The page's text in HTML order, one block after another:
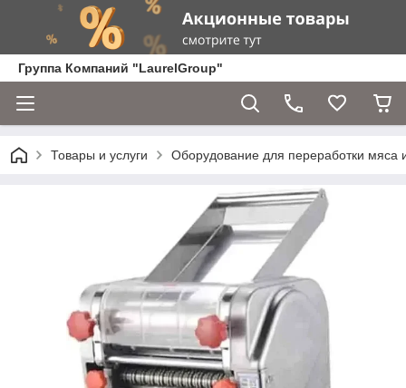
Группа Компаний "LaurelGroup"
Товары и услуги Оборудование для переработки мяса